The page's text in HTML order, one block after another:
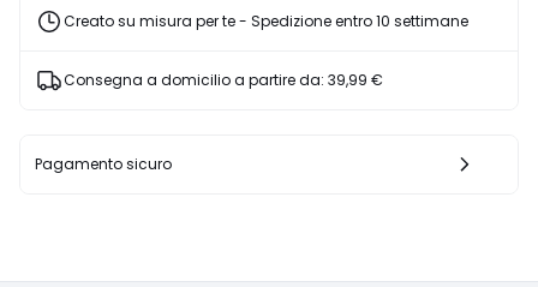
Creato su misura per te - Spedizione entro 10 settimane
Consegna a domicilio a partire da: 39,99 €
Pagamento sicuro